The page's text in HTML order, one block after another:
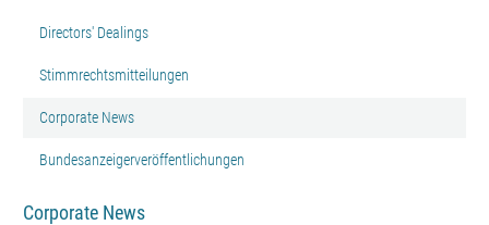
Directors' Dealings
Stimmrechtsmitteilungen
Corporate News
Bundesanzeigerveröffentlichungen
Corporate News